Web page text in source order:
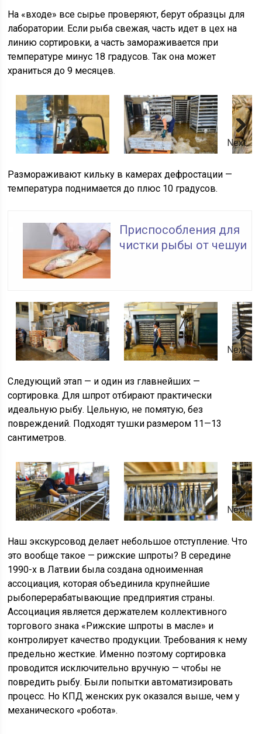
На «входе» все сырье проверяют, берут образцы для
лаборатории. Если рыба свежая, часть идет в цех на
линию сортировки, а часть замораживается при
температуре минус 18 градусов. Так она может
храниться до 9 месяцев.
Next
Размораживают кильку в камерах дефростации —
температура поднимается до плюс 10 градусов.
Приспособления для
чистки рыбы от чешуи
Next
Следующий этап — и один из главнейших —
сортировка. Для шпрот отбирают практически
идеальную рыбу. Цельную, не помятую, без
повреждений. Подходят тушки размером 11—13
сантиметров.
Next
Наш экскурсовод делает небольшое отступление. Что
это вообще такое — рижские шпроты? В середине
1990-х в Латвии была создана одноименная
ассоциация, которая объединила крупнейшие
рыбоперерабатывающие предприятия страны.
Ассоциация является держателем коллективного
торгового знака «Рижские шпроты в масле» и
контролирует качество продукции. Требования к нему
предельно жесткие. Именно поэтому сортировка
проводится исключительно вручную — чтобы не
повредить рыбу. Были попытки автоматизировать
процесс. Но КПД женских рук оказался выше, чем у
механического «робота».